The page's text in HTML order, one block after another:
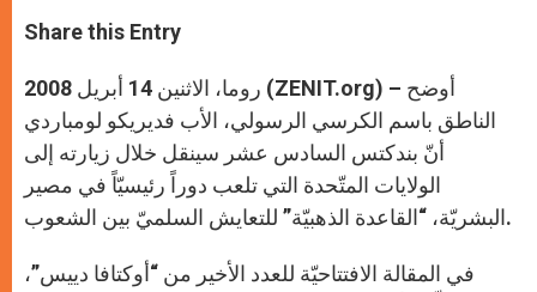
t
s
p
p
s
e
g
e
r
e
b
o
k
r
Share this Entry
روما، الاثنين 14 أبريل 2008 (ZENIT.org) – أوضح
الناطق باسم الكرسي الرسولي، الأب فديريكو لومباردي
أنّ بندكتس السادس عشر سينقل خلال زيارته إلى
الولايات المتّحدة التي تلعب دوراً رئيسيّاً في مصير
البشريّة، “القاعدة الذهبيّة” للتعايش السلميّ بين الشعوب.
في المقالة الافتتاحيّة للعدد الأخير من “أوكتافا دييس”،